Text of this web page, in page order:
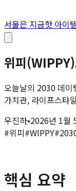
서울은 지금핫 아이템
위피
오늘날의 2030 데이
가치관, 라이프스타
우진하•2026년 1월
#위피#WIPPY#
핵심 요약